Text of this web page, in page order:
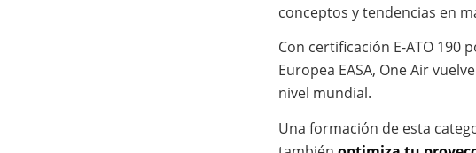
conceptos y tendencias en
Con certificación E-ATO 190
Europea EASA, One Air
nivel mundial.
Una formación de esta